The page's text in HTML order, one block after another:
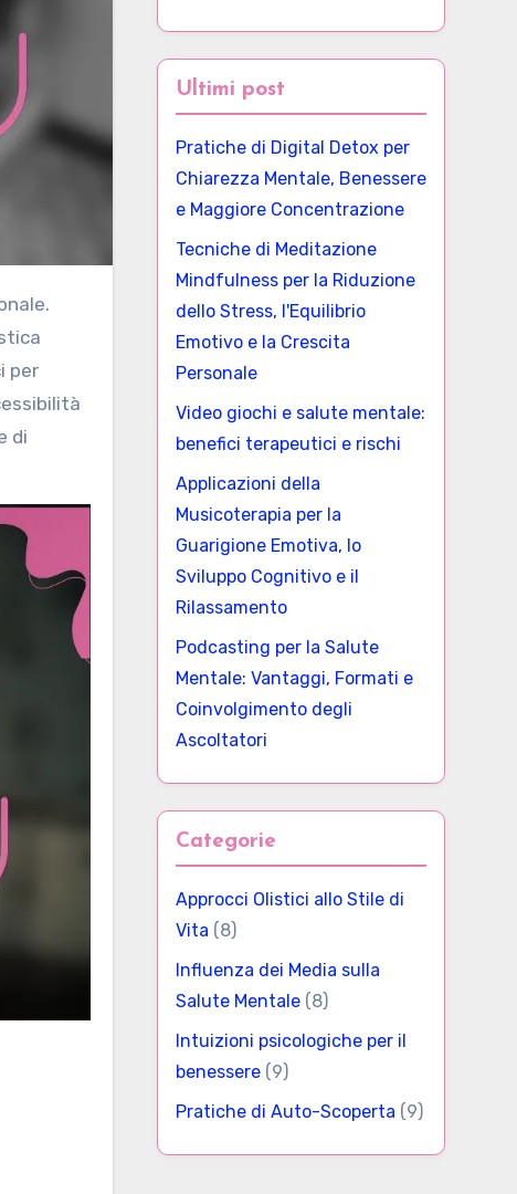
per
di
Ultimi post
Pratiche di Digital Detox per
Chiarezza Mentale, Benessere
e Maggiore Concentrazione
Tecniche di Meditazione
Mindfulness per la Riduzione
dello Stress, l'Equilibrio
Emotivo e la Crescita
Personale
Video giochi e salute mentale:
benefici terapeutici e rischi
Applicazioni della
Musicoterapia per la
Guarigione Emotiva, lo
Sviluppo Cognitivo e il
Rilassamento
Podcasting per la Salute
Mentale: Vantaggi, Formati e
Coinvolgimento degli
Ascoltatori
Categorie
Approcci Olistici allo Stile di
Vita (8)
Influenza dei Media sulla
Salute Mentale(8)
Intuizioni psicologiche per il
benessere(9)
Pratiche di Auto-Scoperta (9)